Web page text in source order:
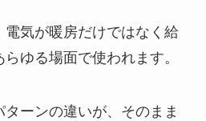
気が暖房だけではなく給
ゆる場面で使われます。
ーンの違いが、そのまま